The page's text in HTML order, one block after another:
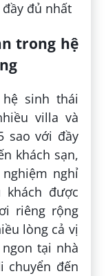
trong hệ
sinh thái
villa và
sao với đầy
khách sạn,
nghỉ
khách được
riêng rộng
lòng cả vị
tại nhà
chuyển đến